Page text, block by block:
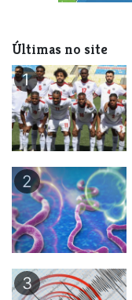
Últimas no site
1
2
3